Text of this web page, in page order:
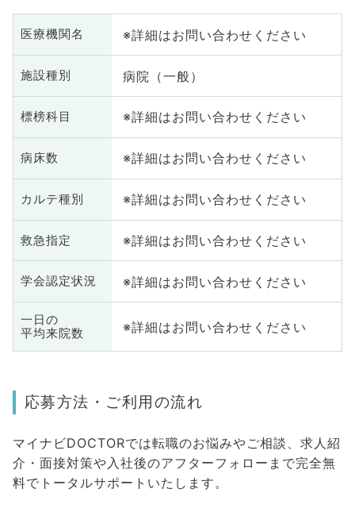
医療機関名 ※詳細はお問い合わせください
施設種別 病院（一般）
標榜科目 ※詳細はお問い合わせください
病床数 ※詳細はお問い合わせください
カルテ種別 ※詳細はお問い合わせください
救急指定 ※詳細はお問い合わせください
学会認定状況 ※詳細はお問い合わせください
一日の
平均来院数
※詳細はお問い合わせください
応募方法・ご利用の流れ
マイナビDOCTORでは転職のお悩みやご相談、求人紹
介・面接対策や入社後のアフターフォローまで完全無
料でトータルサポートいたします。